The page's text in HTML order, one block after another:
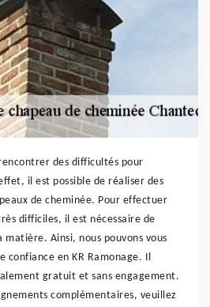
des difficultés pour
il est possible de réaliser des
de cheminée. Pour effectuer
difficiles, il est nécessaire de
matière. Ainsi, nous pouvons vous
confiance en KR Ramonage. Il
gratuit et sans engagement.
complémentaires, veuillez